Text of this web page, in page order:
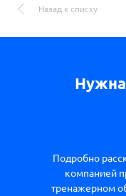
Назад к списку
Нужна
Подробно
компанией
тренажерном